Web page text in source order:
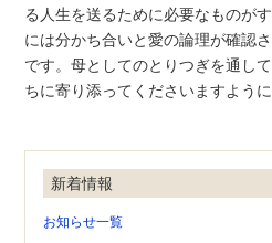
る人生を送るために必要なものが
には分かち合いと愛の論理が確認
です。母としてのとりつぎを通し
ちに寄り添ってくださいますように
新着情報
お知らせ一覧